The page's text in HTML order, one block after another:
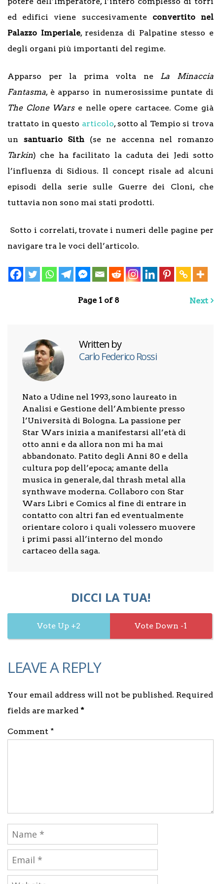
ed edifici viene succesivamente convertito nel
Palazzo Imperiale, residenza di Palpatine stesso e
degli organi più importanti del regime.
Apparso per la prima volta ne La Minaccia
Fantasma, è apparso in numerosissime puntate di
The Clone Warse nelle opere cartacee. Come già
trattato in questo articolo, sotto al Tempio si trova
un santuario Sith (se ne accenna nel romanzo
Tarkin) che ha facilitato la caduta dei Jedi sotto
l’influenza di Sidious. Il concept risale ad alcuni
episodi della serie sulle Guerre dei Cloni, che
tuttavia non sono mai stati prodotti.
Sotto i correlati, trovate i numeri delle pagine per
navigare tra le voci dell’articolo.
Page 1 of 8 Next
Written by
Carlo Federico Rossi
Nato a Udine nel 1993, sono laureato in
Analisi e Gestione dell’Ambiente presso
l’Università di Bologna. La passione per
Star Wars inizia a manifestarsi all’età di
otto anni e da allora non mi ha mai
abbandonato. Patito degli Anni 80 e della
cultura pop dell’epoca; amante della
musica in generale, dal thrash metal alla
synthwave moderna. Collaboro con Star
Wars Libri e Comics al fine di entrare in
contatto con altri fan ed eventualmente
orientare coloro i quali volessero muovere
i primi passi all’interno del mondo
cartaceo della saga.
DICCI LA TUA!
2 1
LEAVE A REPLY
Your email address will not be published. Required
fields are marked *
Comment *